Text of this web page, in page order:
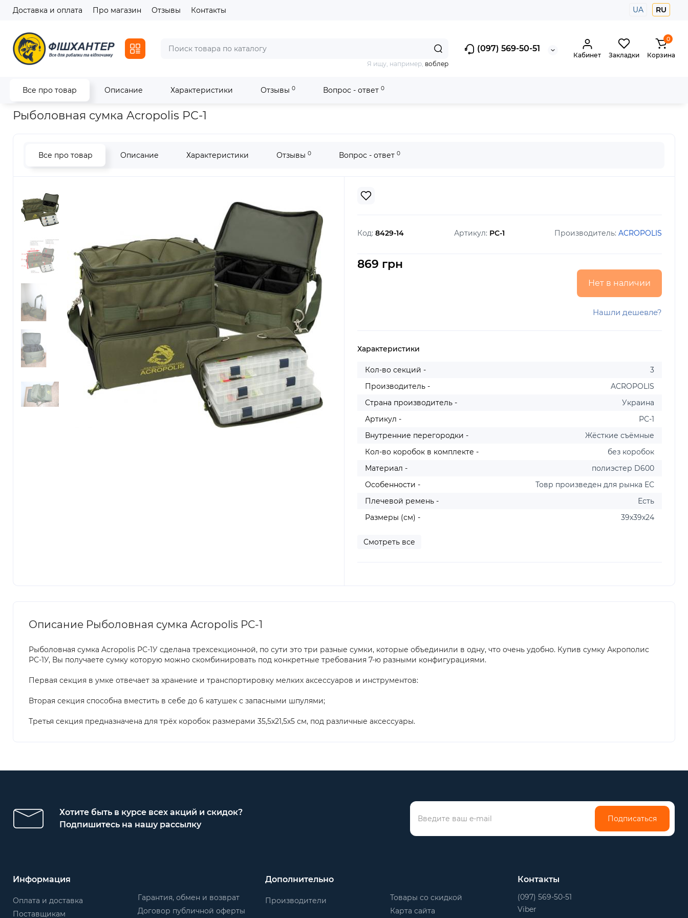
Доставка и оплата Про магазин Отзывы Контакты UA RU
(097) 569-50-51
Я ищу, например, воблер
Кабинет Закладки
0
Корзина
Все про товар Описание Характеристики Отзывы 0 Вопрос - ответ 0
Главная Транспортировка и хранение Рыболовная сумка Acropolis РС-1
Рыболовная сумка Acropolis РС-1
Все про товар Описание Характеристики Отзывы 0 Вопрос - ответ 0
Код: 8429-14 Артикул: РС-1 Производитель: ACROPOLIS
869 грн
Нет в наличии
Нашли дешевле?
Характеристики
Кол-во секций -
3
Производитель -
ACROPOLIS
Страна производитель -
Украина
Артикул -
РС-1
Внутренние перегородки -
Жёсткие съёмные
Кол-во коробок в комплекте -
без коробок
Материал -
полиэстер D600
Особенности -
Товр произведен для рынка ЕС
Плечевой ремень -
Есть
Размеры (см) -
39х39х24
Смотреть все
Описание Рыболовная сумка Acropolis РС-1
Рыболовная сумка Acropolis РС-1У сделана трехсекционной, по сути это три разные сумки, которые объединили в одну, что очень удобно. Купив сумку Акрополис
РС-1У, Вы получаете сумку которую можно скомбинировать под конкретные требования 7-ю разными конфигурациями.
Первая секция в умке отвечает за хранение и транспортировку мелких аксессуаров и инструментов:
Вторая секция способна вместить в себе до 6 катушек с запасными шпулями;
Третья секция предназначена для трёх коробок размерами 35,5х21,5х5 см, под различные аксессуары.
Хотите быть в курсе всех акций и скидок?
Подпишитесь на нашу рассылку
Подписаться
Информация
Оплата и доставка
Поставщикам
Гарантия, обмен и возврат
Договор публичной оферты
Дополнительно
Производители
Товары со скидкой
Карта сайта
Контакты
(097) 569-50-51
Viber